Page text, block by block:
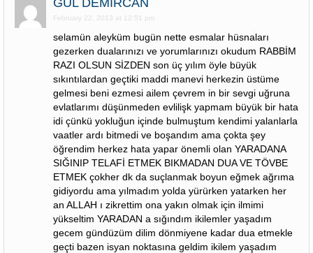
GÜL DEMİRCAN
February 22, 2013 at 12:51 pm
selamün aleyküm bugün nette esmalar hüsnaları
gezerken dualarınızı ve yorumlarınızı okudum RABBİM
RAZI OLSUN SİZDEN son üç yılım öyle büyük
sıkıntılardan geçtiki maddi manevi herkezin üstüme
gelmesi beni ezmesi ailem çevrem in bir sevgi uğruna
evlatlarımı düşünmeden evlilişk yapmam büyük bir hata
idi çünkü yokluğun içinde bulmuştum kendimi yalanlarla
vaatler ardı bitmedi ve boşandım ama çokta şey
öğrendim herkez hata yapar önemli olan YARADANA
SIĞINIP TELAFİ ETMEK BIKMADAN DUA VE TÖVBE
ETMEK çokher dk da suçlanmak boyun eğmek ağrıma
gidiyordu ama yılmadım yolda yürürken yatarken her
an ALLAH ı zikrettim ona yakın olmak için ilmimi
yükseltim YARADAN a sığındım ikilemler yaşadım
gecem gündüzüm dilim dönmiyene kadar dua etmekle
geçti bazen isyan noktasına geldim ikilem yaşadım